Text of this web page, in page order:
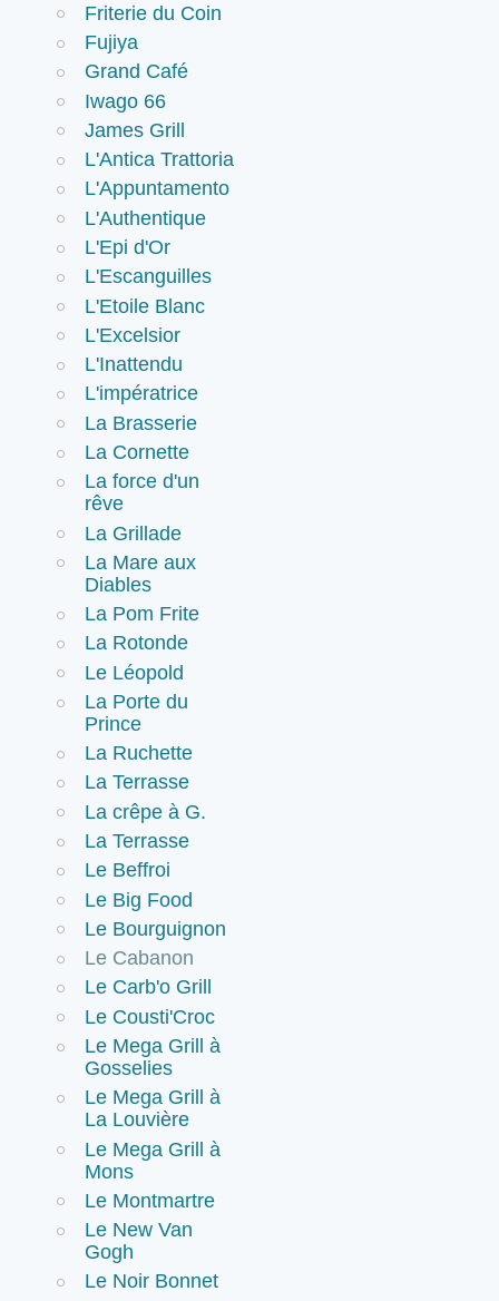
Friterie du Coin
Fujiya
Grand Café
Iwago 66
James Grill
L'Antica Trattoria
L'Appuntamento
L'Authentique
L'Epi d'Or
L'Escanguilles
L'Etoile Blanc
L'Excelsior
L'Inattendu
L'impératrice
La Brasserie
La Cornette
La force d'un
rêve
La Grillade
La Mare aux
Diables
La Pom Frite
La Rotonde
Le Léopold
La Porte du
Prince
La Ruchette
La Terrasse
La crêpe à G.
La Terrasse
Le Beffroi
Le Big Food
Le Bourguignon
Le Cabanon
Le Carb'o Grill
Le Cousti'Croc
Le Mega Grill à
Gosselies
Le Mega Grill à
La Louvière
Le Mega Grill à
Mons
Le Montmartre
Le New Van
Gogh
Le Noir Bonnet